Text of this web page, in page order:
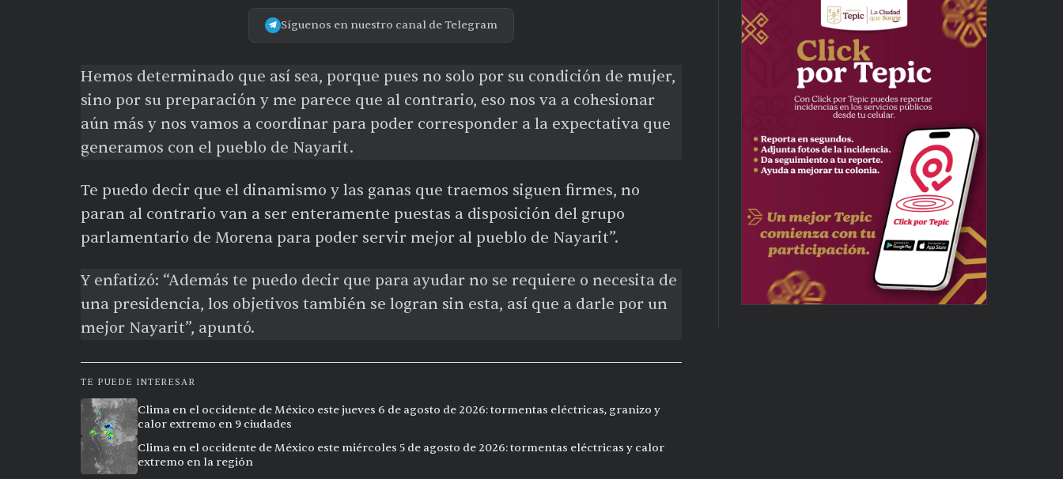
Síguenos en nuestro canal de Telegram
Hemos determinado que así sea, porque pues no solo por su condición de mujer,
sino por su preparación y me parece que al contrario, eso nos va a cohesionar
aún más y nos vamos a coordinar para poder corresponder a la expectativa que
generamos con el pueblo de Nayarit.
Te puedo decir que el dinamismo y las ganas que traemos siguen firmes, no
paran al contrario van a ser enteramente puestas a disposición del grupo
parlamentario de Morena para poder servir mejor al pueblo de Nayarit”.
Y enfatizó: “Además te puedo decir que para ayudar no se requiere o necesita de
una presidencia, los objetivos también se logran sin esta, así que a darle por un
mejor Nayarit”, apuntó.
TE PUEDE INTERESAR
Clima en el occidente de México este jueves 6 de agosto de 2026: tormentas eléctricas, granizo y
calor extremo en 9 ciudades
Clima en el occidente de México este miércoles 5 de agosto de 2026: tormentas eléctricas y calor
extremo en la región